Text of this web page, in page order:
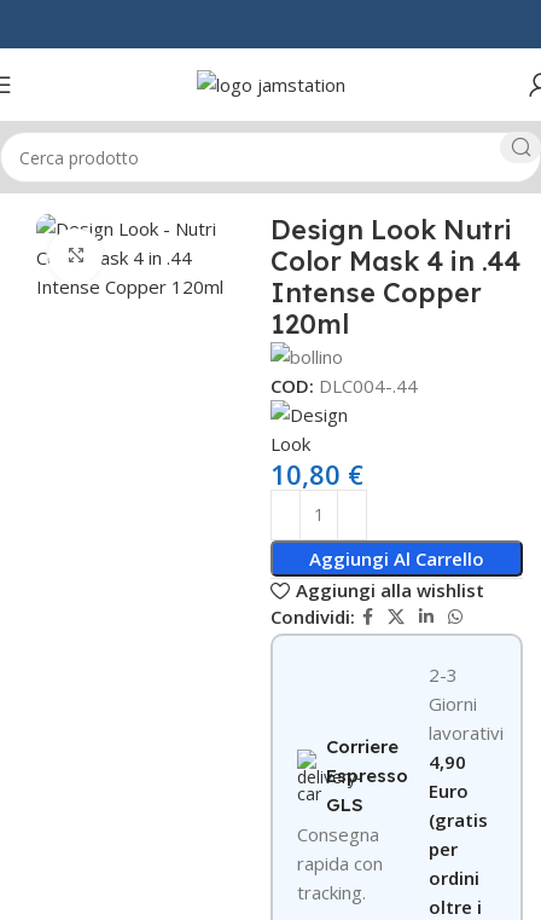
Home CAPELLI COLORANTI & RIFLESSANTI
Click to enlarge
Design Look Nutri
Color Mask 4 in .44
Intense Copper
120ml
COD: DLC004-.44
10,80 €
Aggiungi Al Carrello
Aggiungi alla wishlist
Condividi:
Corriere
Espresso
GLS
Consegna
rapida con
tracking.
2-3
Giorni
lavorativi
4,90
Euro
(gratis
per
ordini
oltre i